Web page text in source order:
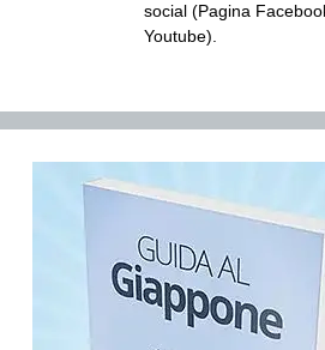
social (Pagina
Youtube).